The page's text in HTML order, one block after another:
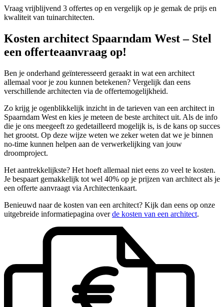
Vraag vrijblijvend 3 offertes op en vergelijk op je gemak de prijs en
kwaliteit van tuinarchitecten.
Kosten architect Spaarndam West – Stel
een offerteaanvraag op!
Ben je onderhand geïnteresseerd geraakt in wat een architect
allemaal voor je zou kunnen betekenen? Vergelijk dan eens
verschillende architecten via de offertemogelijkheid.
Zo krijg je ogenblikkelijk inzicht in de tarieven van een architect in
Spaarndam West en kies je meteen de beste architect uit. Als de info
die je ons meegeeft zo gedetailleerd mogelijk is, is de kans op succes
het grootst. Op deze wijze weten we zeker weten dat we je binnen
no-time kunnen helpen aan de verwerkelijking van jouw
droomproject.
Het aantrekkelijkste? Het hoeft allemaal niet eens zo veel te kosten.
Je bespaart gemakkelijk tot wel 40% op je prijzen van architect als je
een offerte aanvraagt via Architectenkaart.
Benieuwd naar de kosten van een architect? Kijk dan eens op onze
uitgebreide informatiepagina overde kosten van een architect.